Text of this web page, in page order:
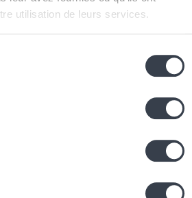
utilisation de leurs services.
tout calcul de ROI crédible.
estimer le temps que le logiciel
erreurs qu'il éliminerait et les
renforce la crédibilité du
sur mesure, le SaaS et le statu quo,
licences, maintenance,